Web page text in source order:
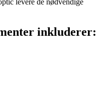
inkluderer: